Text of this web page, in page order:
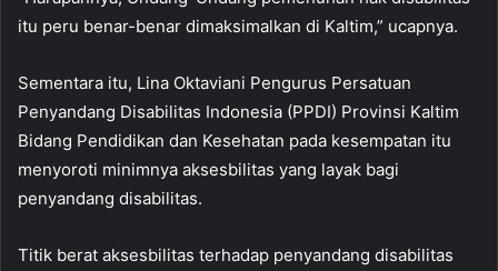
itu peru benar-benar dimaksimalkan di Kaltim,” ucapnya.
Sementara itu, Lina Oktaviani Pengurus Persatuan
Penyandang Disabilitas Indonesia (PPDI) Provinsi Kaltim
Bidang Pendidikan dan Kesehatan pada kesempatan itu
menyoroti minimnya aksesbilitas yang layak bagi
penyandang disabilitas.
Titik berat aksesbilitas terhadap penyandang disabilitas